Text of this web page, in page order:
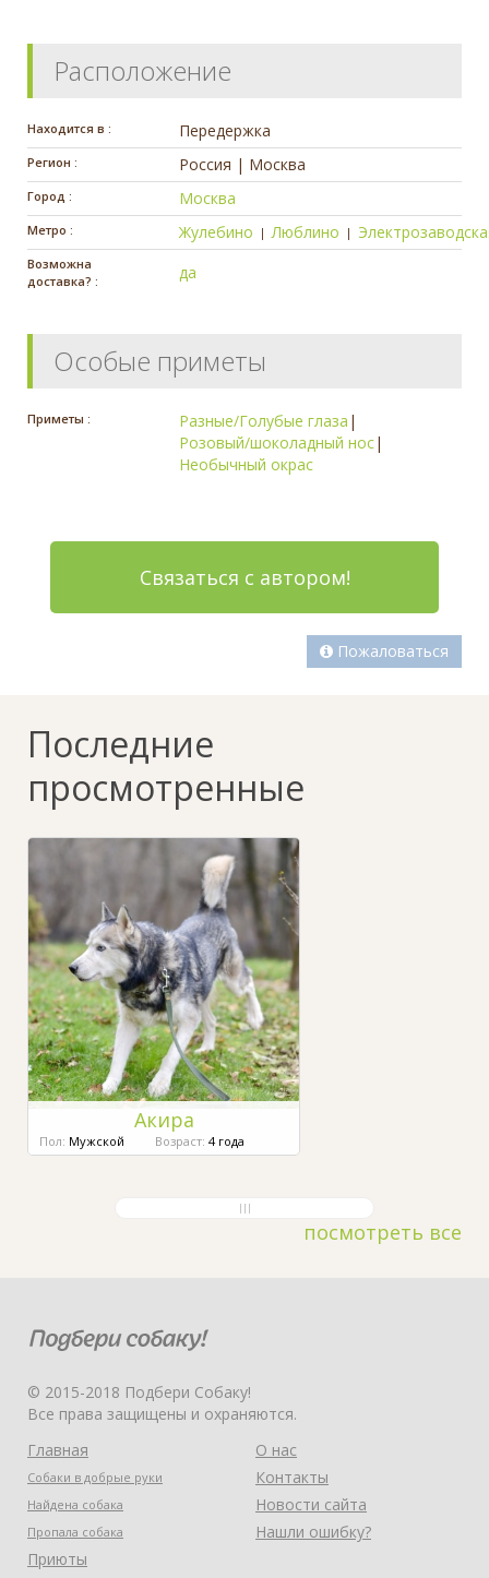
Расположение
Находится в : Передержка
Регион : Россия | Москва
Город : Москва
Метро : Жулебино | Люблино |
Возможна
доставка? :
да
Особые приметы
Приметы : Разные/Голубые глаза |
Розовый/шоколадный нос|
Необычный окрас
Связаться с автором!
Пожаловаться
Последние
просмотренные
Акира
Пол: Мужской Возраст: 4 года
посмотреть все
© 2015-2018 Подбери Собаку!
Все права защищены и охраняются.
Главная
Собаки в добрые руки
Найдена собака
Пропала собака
Приюты
О нас
Контакты
Новости сайта
Нашли ошибку?